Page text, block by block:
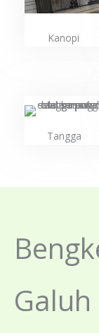
Kanopi
Tangga
Galuh